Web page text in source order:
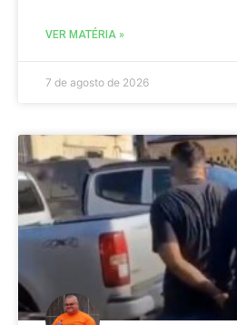
VER MATÉRIA »
7 de agosto de 2026